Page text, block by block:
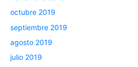
octubre 2019
septiembre 2019
agosto 2019
julio 2019